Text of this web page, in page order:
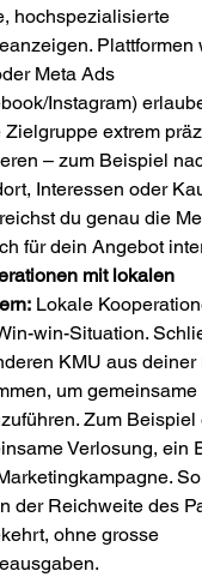
hochspezialisierte
Plattformen
Meta Ads
Instagram)
Zielgruppe extrem
– zum Beispiel
Interessen oder
du genau die
für dein Angebot
mit lokalen
Lokale
win-Situation.
KMU aus deiner
um
Zum Beispiel
Verlosung, ein
der Reichweite des
ohne grosse